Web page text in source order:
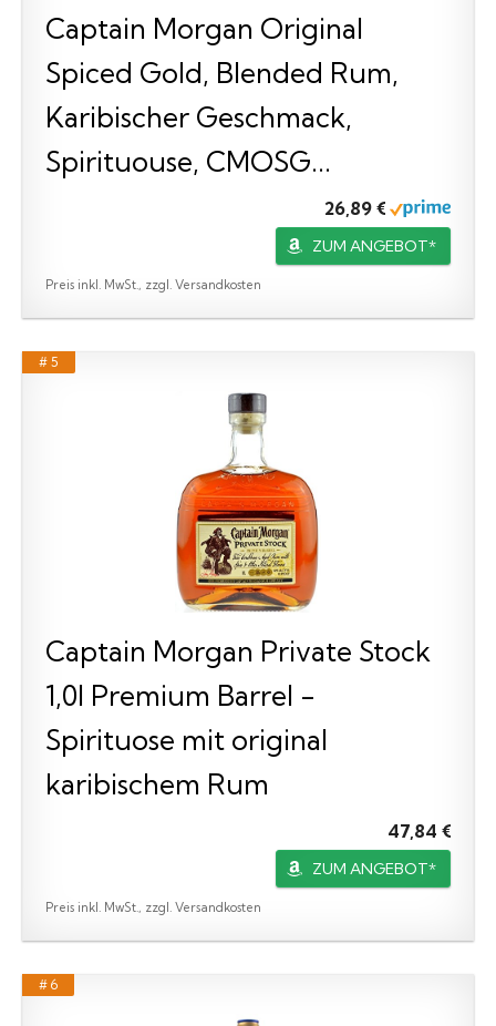
Captain Morgan Original
Spiced Gold, Blended Rum,
Karibischer Geschmack,
Spirituouse, CMOSG...
26,89 €
ZUM ANGEBOT*
Preis inkl. MwSt., zzgl. Versandkosten
# 5
Captain Morgan Private Stock
1,0l Premium Barrel -
Spirituose mit original
karibischem Rum
47,84 €
ZUM ANGEBOT*
Preis inkl. MwSt., zzgl. Versandkosten
# 6